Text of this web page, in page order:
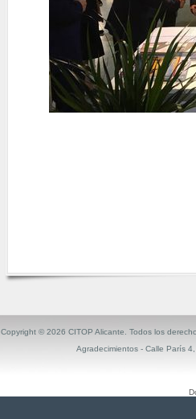
Copyright ©2026 CITOP Alicante. Todos los
Agradecimientos - Calle París